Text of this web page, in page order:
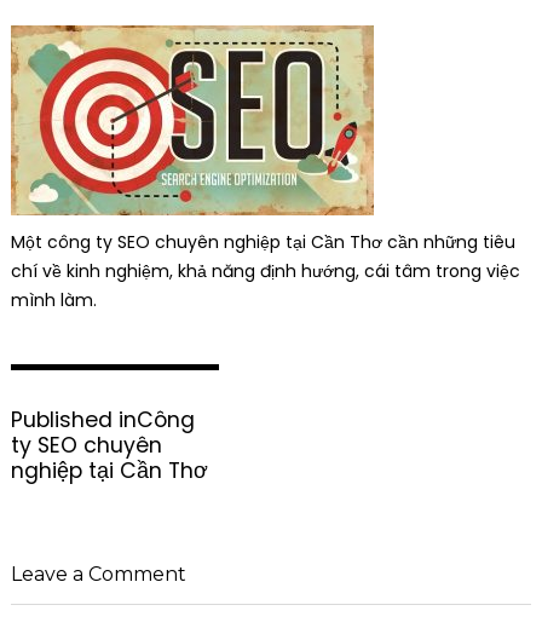
Một công ty SEO chuyên nghiệp tại Cần Thơ cần những tiêu
chí về kinh nghiệm, khả năng định hướng, cái tâm trong việc
mình làm.
o
s
t
v
i
g
Published inCông
ty SEO chuyên
nghiệp tại Cần Thơ
Leave a Comment